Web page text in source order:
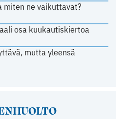
miten ne vaikuttavat?
osa kuukautiskiertoa
mutta yleensä